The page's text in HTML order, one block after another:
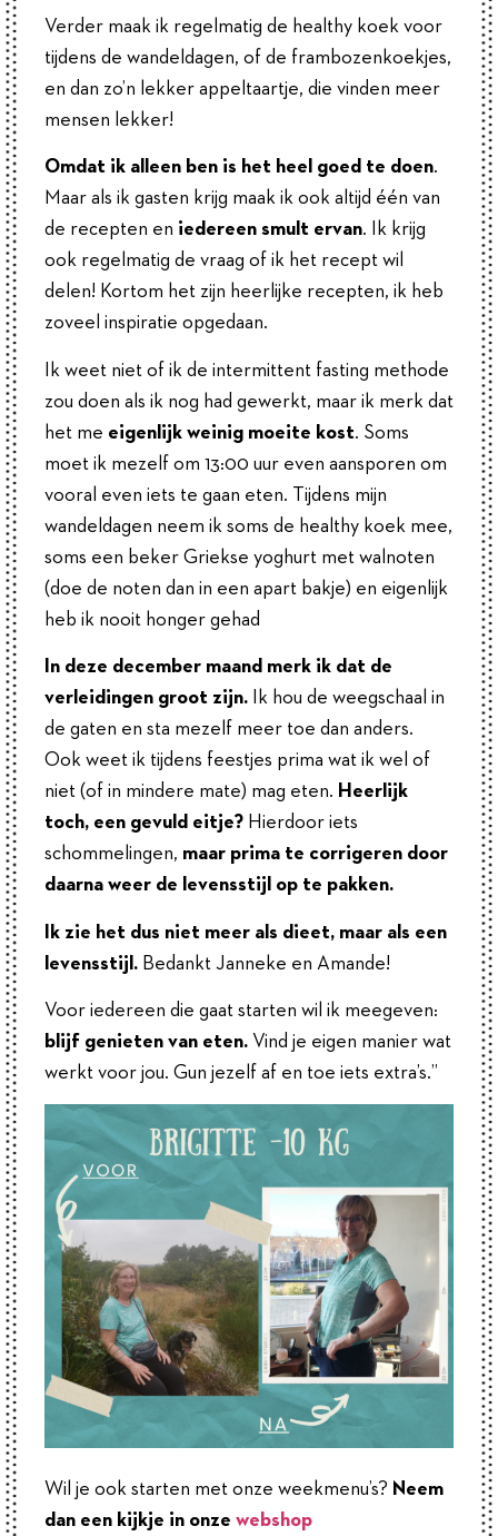
Verder maak ik regelmatig de healthy koek voor
tijdens de wandeldagen, of de frambozenkoekjes,
en dan zo’n lekker appeltaartje, die vinden meer
mensen lekker!
Omdat ik alleen ben is het heel goed te doen.
Maar als ik gasten krijg maak ik ook altijd één van
de recepten en iedereen smult ervan. Ik krijg
ook regelmatig de vraag of ik het recept wil
delen! Kortom het zijn heerlijke recepten, ik heb
zoveel inspiratie opgedaan.
Ik weet niet of ik de intermittent fasting methode
zou doen als ik nog had gewerkt, maar ik merk dat
het me eigenlijk weinig moeite kost. Soms
moet ik mezelf om 13:00 uur even aansporen om
vooral even iets te gaan eten. Tijdens mijn
wandeldagen neem ik soms de healthy koek mee,
soms een beker Griekse yoghurt met walnoten
(doe de noten dan in een apart bakje) en eigenlijk
heb ik nooit honger gehad
In deze december maand merk ik dat de
verleidingen groot zijn.
Ik hou de weegschaal in
de gaten en sta mezelf meer toe dan anders.
Ook weet ik tijdens feestjes prima wat ik wel of
niet (of in mindere mate) mag eten. Heerlijk
toch, een gevuld eitje? Hierdoor iets
schommelingen, maar prima te corrigeren door
daarna weer de levensstijl op te pakken.
Ik zie het dus niet meer als dieet, maar als een
levensstijl. Bedankt Janneke en Amande!
Voor iedereen die gaat starten wil ik meegeven:
b lijf genieten van eten. Vind je eigen manier wat
werkt voor jou. Gun jezelf af en toe iets extra’s.”
Wil je ook starten met onze weekmenu’s? Neem
dan een kijkje in onze webshop